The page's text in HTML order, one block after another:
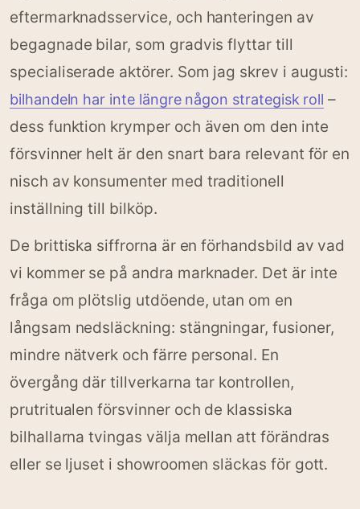
eftermarknadsservice, och hanteringen av
begagnade bilar, som gradvis flyttar till
specialiserade aktörer. Som jag skrev i augusti:
bilhandeln har inte längre någon strategisk roll –
dess funktion krymper och även om den inte
försvinner helt är den snart bara relevant för en
nisch av konsumenter med traditionell
inställning till bilköp.
De brittiska siffrorna är en förhandsbild av vad
vi kommer se på andra marknader. Det är inte
fråga om plötslig utdöende, utan om en
långsam nedsläckning: stängningar, fusioner,
mindre nätverk och färre personal. En
övergång där tillverkarna tar kontrollen,
prutritualen försvinner och de klassiska
bilhallarna tvingas välja mellan att förändras
eller se ljuset i showroomen släckas för gott.